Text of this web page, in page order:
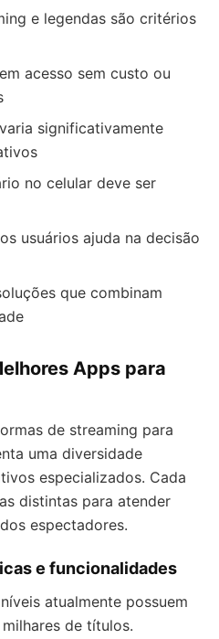
e legendas são critérios
acesso sem custo ou
significativamente
no celular deve ser
usuários ajuda na decisão
que combinam
Apps para
de streaming para
uma diversidade
especializados. Cada
distintas para atender
espectadores.
e funcionalidades
atualmente possuem
de títulos.